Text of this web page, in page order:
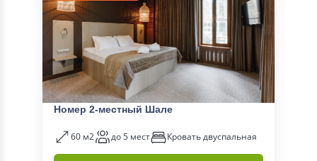
Номер 2-местный Шале
60 м2 до 5 мест Кровать двуспальная